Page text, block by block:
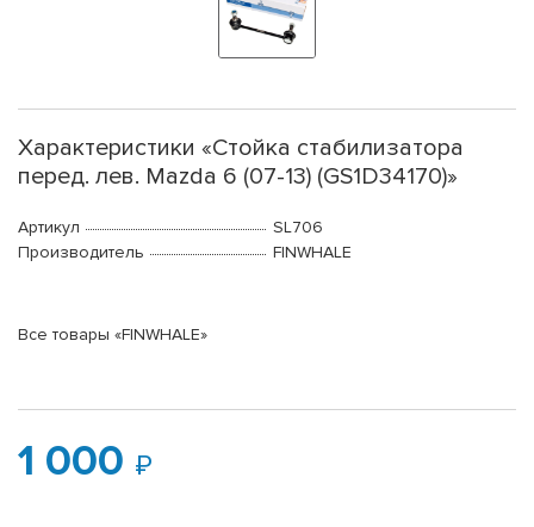
Характеристики «Стойка стабилизатора
перед. лев. Mazda 6 (07-13) (GS1D34170)»
Артикул
SL706
Производитель
FINWHALE
Все товары «FINWHALE»
1 000